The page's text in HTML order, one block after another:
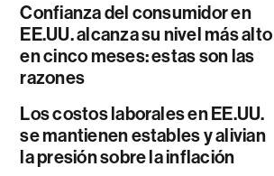
Confianza del consumidor en
EE.UU. alcanza su nivel más alto
en cinco meses: estas son las
razones
Los costos laborales en EE.UU.
se mantienen estables y alivian
la presión sobre la inflación